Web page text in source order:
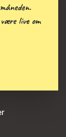
live om